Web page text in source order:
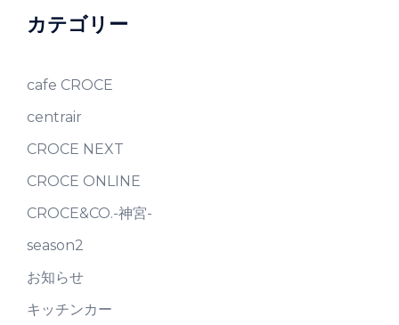
カテゴリー
cafe CROCE
centrair
CROCE NEXT
CROCE ONLINE
CROCE&CO.-神宮-
season2
お知らせ
キッチンカー